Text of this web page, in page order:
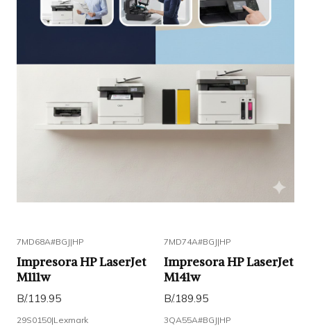
7MD68A#BGJ|HP
Impresora HP LaserJet
M111w
B/.119.95
7MD74A#BGJ|HP
Impresora HP LaserJet
M141w
B/.189.95
29S0150|Lexmark 3QA55A#BGJ|HP